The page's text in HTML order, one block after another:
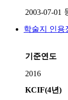
2003-07-01
학술지 인용
기준연도
2016
KCIF(4년)